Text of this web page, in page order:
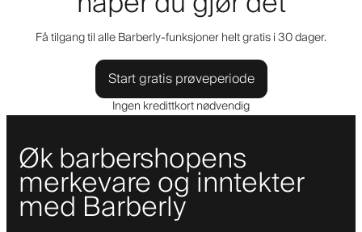
Få tilgang til alle Barberly-funksjoner helt gratis i 30 dager.
Start gratis prøveperiode
Ingen kredittkort nødvendig
Øk barbershopens
merkevare og inntekter
med Barberly